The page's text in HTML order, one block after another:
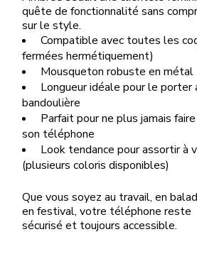
quête de fonctionnalité sans
sur le style.
Compatible avec toutes les
fermées hermétiquement)
Mousqueton robuste en métal
Longueur idéale pour le porter
bandoulière
Parfait pour ne plus jamais
son téléphone
Look tendance pour assortir à
(plusieurs coloris disponibles)
Que vous soyez au travail, en
en festival, votre téléphone reste
sécurisé et toujours accessible.